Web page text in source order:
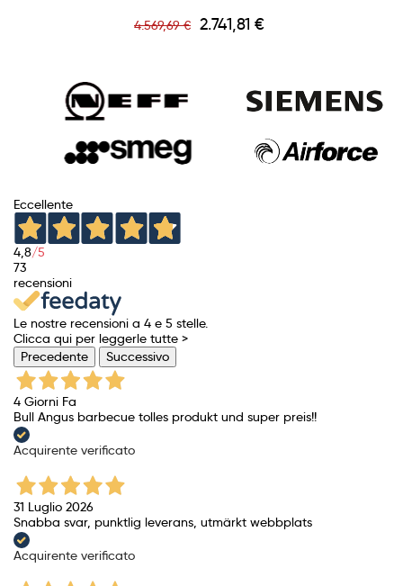
Precio
4.569,69 € Precio
2.741,81 €
Eccellente
4,8/5
73
recensioni
Le nostre recensioni a 4 e 5 stelle.
Clicca qui per leggerle tutte >
Precedente
Successivo
4 Giorni Fa
Bull Angus barbecue tolles produkt und super preis!!
Acquirente verificato
31 Luglio 2026
Snabba svar, punktlig leverans, utmärkt webbplats
Acquirente verificato